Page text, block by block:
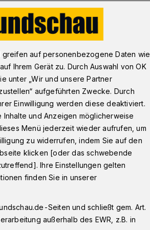
verliert in Lotte 0:1 (0:1)
hat seinen
am
Lotte mit
auf personenbezogene Daten wie
Ihrem Gerät zu. Durch Auswahl von OK
unter „Wir und unsere Partner
aufgeführten Zwecke. Durch
Einwilligung werden diese deaktiviert.
und Anzeigen möglicherweise
Menü jederzeit wieder aufrufen, um
zu widerrufen, indem Sie auf den
klicken [oder das schwebende
Ihre Einstellungen gelten
finden Sie in unserer
Seiten und schließt gem. Art.
außerhalb des EWR, z.B. in